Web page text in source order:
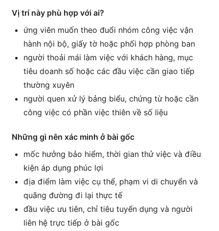
Vị trí này phù hợp với ai?
ứng viên muốn theo đuổi nhóm công việc vận
hành nội bộ, giấy tờ hoặc phối hợp phòng ban
người thoải mái làm việc với khách hàng, mục
tiêu doanh số hoặc các đầu việc cần giao tiếp
thường xuyên
người quen xử lý bảng biểu, chứng từ hoặc cần
công việc có phần việc thiên về số liệu
Những gì nên xác minh ở bài gốc
mốc hưởng bảo hiểm, thời gian thử việc và điều
kiện áp dụng phúc lợi
địa điểm làm việc cụ thể, phạm vi di chuyển và
quãng đường đi lại thực tế
đầu việc ưu tiên, chỉ tiêu tuyển dụng và người
liên hệ trực tiếp ở bài gốc